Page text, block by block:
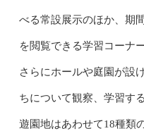
べる常設展示のほか、期
を閲覧できる学習コーナ
さらにホールや庭園が設
ちについて観察、学習す
遊園地はあわせて18種類